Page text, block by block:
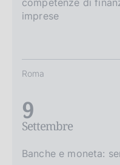
imprese
Roma
9
Settembre
Banche e moneta: